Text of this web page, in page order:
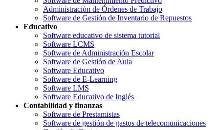
Administración de Órdenes de Trabajo
Software de Gestión de Inventario de Repuestos
Educativo
Software educativo de sistema tutorial
Software LCMS
Software de Administración Escolar
Software de Gestión de Aula
Software Educativo
Software de E-Learning
Software LMS
Software Educativo de Inglés
Contabilidad y finanzas
Software de Prestamistas
Software de gestión de gastos de telecomunicaciones